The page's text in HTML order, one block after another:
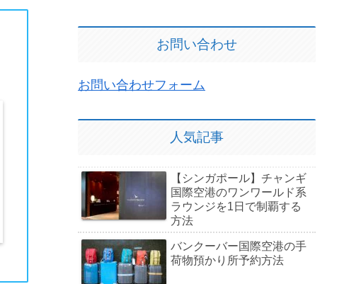
お問い合わせ
お問い合わせフォーム
人気記事
【シンガポール】チャンギ
国際空港のワンワールド系
ラウンジを1日で制覇する
方法
バンクーバー国際空港の手
荷物預かり所予約方法